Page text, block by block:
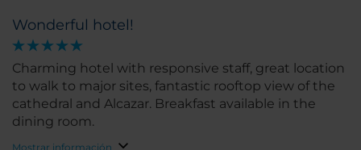
Wonderful hotel!
Charming hotel with responsive staff, great location
to walk to major sites, fantastic rooftop view of the
cathedral and Alcazar. Breakfast available in the
dining room.
Mostrar información